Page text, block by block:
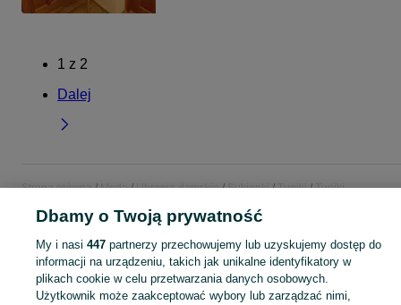
1 z 2
Dalej
Strona główna Moda Ubrania damskie Sukienki Tuniki
Tuniki -
KATEGORIA
Szeroki wybór tunik damskich Sochaczew ▶️ bawełniane, letnie, plażowe i casualowe ✅ Nowe i używane w atrakcyjnych cenach ✌ Znajdź oferty na OLX.pl! Zobacz
Dbamy o Twoją prywatność
My i nasi 447partnerzy przechowujemy lub uzyskujemy dostęp do
informacji na urządzeniu, takich jak unikalne identyfikatory w
plikach cookie w celu przetwarzania danych osobowych.
Użytkownik może zaakceptować wybory lub zarządzać nimi,